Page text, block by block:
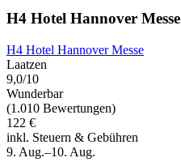
H4 Hotel Hannover Messe
H4 Hotel Hannover Messe
Laatzen
9,0/10
Wunderbar
(1.010 Bewertungen)
122 €
inkl. Steuern & Gebühren
9. Aug.–10. Aug.